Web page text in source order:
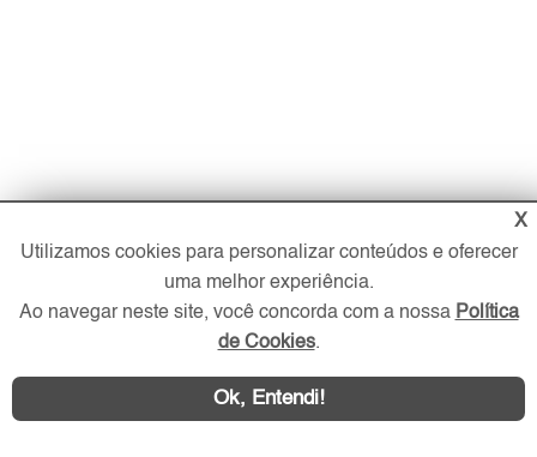
X
Utilizamos cookies para personalizar conteúdos e oferecer
uma melhor experiência.
Ao navegar neste site, você concorda com a nossa Política
de Cookies.
Ok, Entendi!